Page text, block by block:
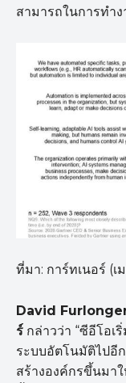
สามารถในการทำ
ที่มา: การ์ทเนอร์ (เ
David
ร์ กล่าวว่า “ซีอีโอเ
ระบบอัตโนมัติไปอี
สร้างองค์กรขึ้นมา